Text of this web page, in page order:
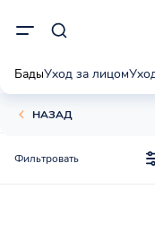
БадыУход за лицом
НАЗАД
Фильтровать